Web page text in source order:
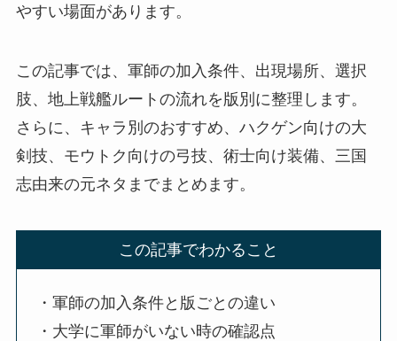
やすい場面があります。
この記事では、軍師の加入条件、出現場所、選択
肢、地上戦艦ルートの流れを版別に整理します。
さらに、キャラ別のおすすめ、ハクゲン向けの大
剣技、モウトク向けの弓技、術士向け装備、三国
志由来の元ネタまでまとめます。
この記事でわかること
・軍師の加入条件と版ごとの違い
・大学に軍師がいない時の確認点